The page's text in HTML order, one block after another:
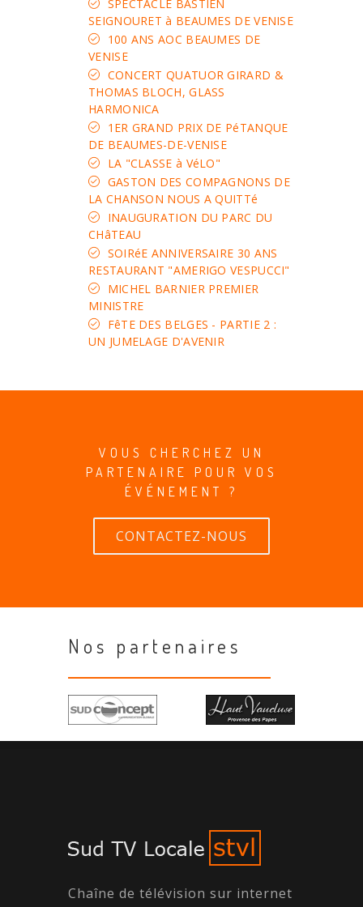
SPECTACLE BASTIEN
SEIGNOURET à BEAUMES DE VENISE
100 ANS AOC BEAUMES DE
VENISE
CONCERT QUATUOR GIRARD &
THOMAS BLOCH, GLASS
HARMONICA
1ER GRAND PRIX DE PéTANQUE
DE BEAUMES-DE-VENISE
LA "CLASSE à VéLO"
GASTON DES COMPAGNONS DE
LA CHANSON NOUS A QUITTé
INAUGURATION DU PARC DU
CHâTEAU
SOIRéE ANNIVERSAIRE 30 ANS
RESTAURANT "AMERIGO VESPUCCI"
MICHEL BARNIER PREMIER
MINISTRE
FêTE DES BELGES - PARTIE 2 :
UN JUMELAGE D'AVENIR
VOUS CHERCHEZ UN
PARTENAIRE POUR VOS
ÉVÉNEMENT ?
CONTACTEZ-NOUS
Nos partenaires
Chaîne de télévision sur internet